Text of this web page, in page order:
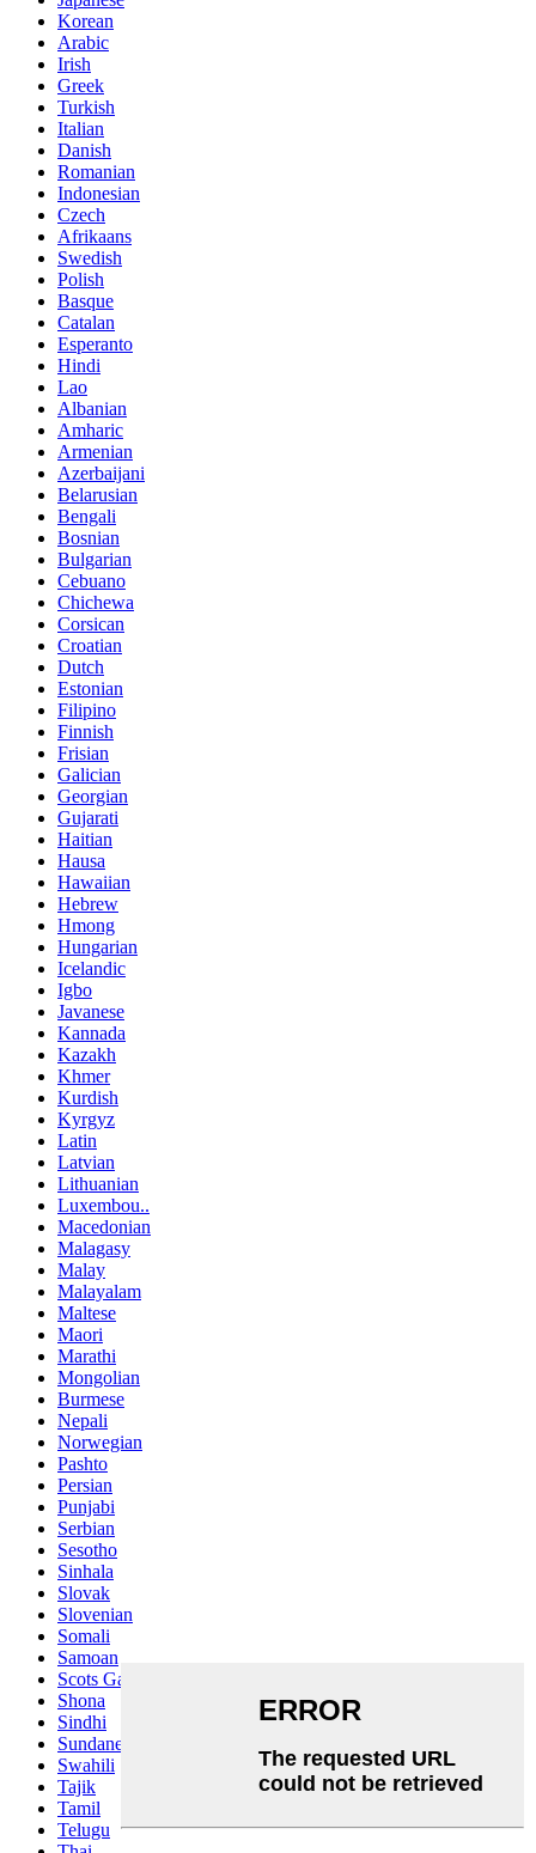
Korean
Arabic
Irish
Greek
Turkish
Italian
Danish
Romanian
Indonesian
Czech
Afrikaans
Swedish
Polish
Basque
Catalan
Esperanto
Hindi
Lao
Albanian
Amharic
Armenian
Azerbaijani
Belarusian
Bengali
Bosnian
Bulgarian
Cebuano
Chichewa
Corsican
Croatian
Dutch
Estonian
Filipino
Finnish
Frisian
Galician
Georgian
Gujarati
Haitian
Hausa
Hawaiian
Hebrew
Hmong
Hungarian
Icelandic
Igbo
Javanese
Kannada
Kazakh
Khmer
Kurdish
Kyrgyz
Latin
Latvian
Lithuanian
Luxembou..
Macedonian
Malagasy
Malay
Malayalam
Maltese
Maori
Marathi
Mongolian
Burmese
Nepali
Norwegian
Pashto
Persian
Punjabi
Serbian
Sesotho
Sinhala
Slovak
Slovenian
Somali
Samoan
Scots Gaelic
Shona
Sindhi
Sundanese
Swahili
Tajik
Tamil
Telugu